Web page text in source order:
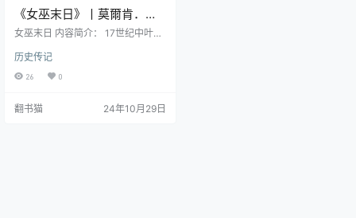
《女巫末日》丨莫爾肯．蓋
斯吉爾丨17世纪美洲清教徒
女巫末日 内容简介： 17世纪中叶，
美洲。这些移民多为虔诚的新教清
教徒，他们带来了宗教改革的影
时代，人们时刻担心自己会不慎沦
历史传记
26 0
翻书猫 24年10月29日